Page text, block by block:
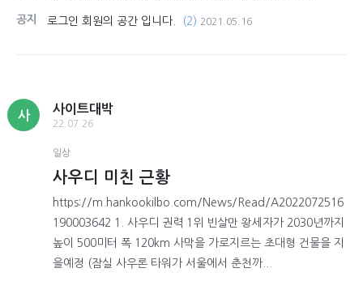
공지 로그인 회원의 공간 입니다. (2) 2021.05.16
사
사이트대박
22.07.26
일상
사우디 미친 근황
https://m.hankookilbo.com/News/Read/A2022072516
190003642 1. 사우디 권력 1위 빈살만 왕세자가 2030년까지
높이 500미터 폭 120km 사막을 가로지르는 초대형 건물을 지
을예정 (잠실 사우론 타워가 서울에서 춘천까...